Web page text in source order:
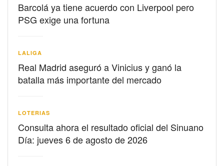
Barcolá ya tiene acuerdo con Liverpool pero
PSG exige una fortuna
LALIGA
Real Madrid aseguró a Vinicius y ganó la
batalla más importante del mercado
LOTERIAS
Consulta ahora el resultado oficial del Sinuano
Día: jueves 6 de agosto de 2026